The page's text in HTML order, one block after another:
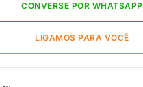
CONVERSE POR WHATSAPP
LIGAMOS PARA VOCÊ